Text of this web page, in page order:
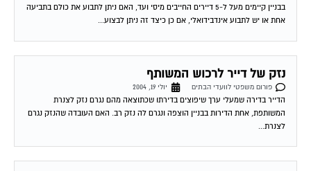
בבניין קיימים מעל ל-5 דיירים החייבים מיסי ועד, האם ניתן לתבוע את כולם בתביעה
אחת או יש לתבוע אינדבידואלי, אם כן כיצד זה ניתן לבצוע...
נזק של דייר לרכוש המשותף
פורום משפטי לוועדי הבתים
יולי 19, 2004
הדייר בדירה שמעלי ערך שיפוצים בדירתו שכתוצאה מהם נגרם נזק לצנרת
המשותפת, אחת הדירות בבניין הוצפה ונגרם לה נזק רב. האם העובדה שהנזק נגרם
לצנרת...